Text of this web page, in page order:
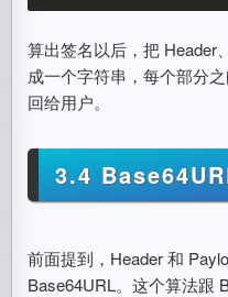
算出签名以后，把 Header
成一个字符串，每个部分之
回给用户。
3.4
前面提到，Header 和
Base64URL。这个算法跟